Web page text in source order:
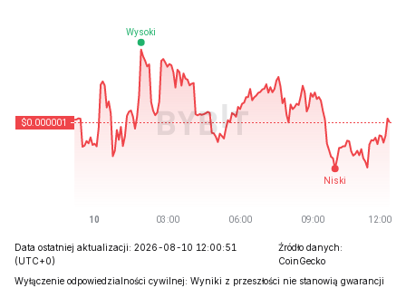
Data ostatniej aktualizacji: 2026-08-10 12:00:51
(UTC+0)
Źródło danych:
CoinGecko
Wyłączenie odpowiedzialności cywilnej: Wyniki z przeszłości nie stanowią gwarancji